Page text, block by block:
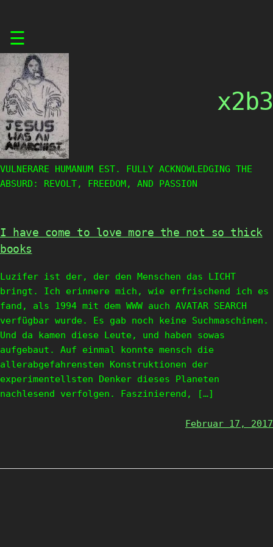
content
☰
x2b3
VULNERARE HUMANUM EST. FULLY ACKNOWLEDGING THE
ABSURD: REVOLT, FREEDOM, AND PASSION
I have come to love more the not so thick
books
Luzifer ist der, der den Menschen das LICHT
bringt. Ich erinnere mich, wie erfrischend ich es
fand, als 1994 mit dem WWW auch AVATAR SEARCH
verfügbar wurde. Es gab noch keine Suchmaschinen.
Und da kamen diese Leute, und haben sowas
aufgebaut. Auf einmal konnte mensch die
allerabgefahrensten Konstruktionen der
experimentellsten Denker dieses Planeten
nachlesend verfolgen. Faszinierend, […]
Februar 17, 2017